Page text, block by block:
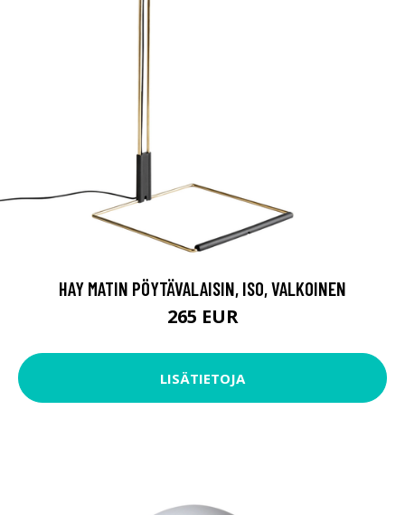
HAY MATIN PÖYTÄVALAISIN, ISO, VALKOINEN
265 EUR
LISÄTIETOJA